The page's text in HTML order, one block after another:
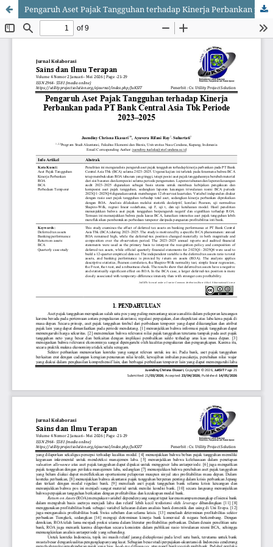
Pengaruh Aset Pajak Tangguhan terhadap Kinerja Perbankan pada PT Bank Central Asia Tbk Periode 2023–2025